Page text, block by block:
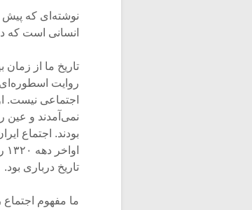
نوشته‌ای که پیش
انسانی است که
تاریخ ما از
روایت
اجتماعی نیست.
نمی‌آمدند و عین
بودند. اجتماع
تاریخ درباری بود.
ما مفهوم